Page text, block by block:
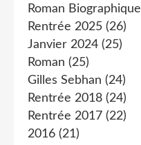
Roman Biographique
Rentrée 2025 (26)
Janvier 2024 (25)
Roman (25)
Gilles Sebhan (24)
Rentrée 2018 (24)
Rentrée 2017 (22)
2016 (21)